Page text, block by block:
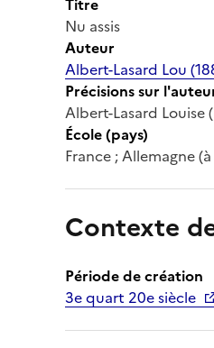
Nu assis
Auteur
Albert-Lasard Lou
Précisions sur
Albert-Lasard Louise
École (pays)
France ; Allemagne
Contexte
Période de création
3e quart 20e siècle